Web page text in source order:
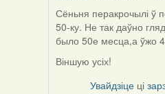
In
reply
to
by
Сёньня перакрочылі ў
50-ку. Не так даўно
было 50е месца,а ўжо
Віншую усіх!
Увайдзіце ці